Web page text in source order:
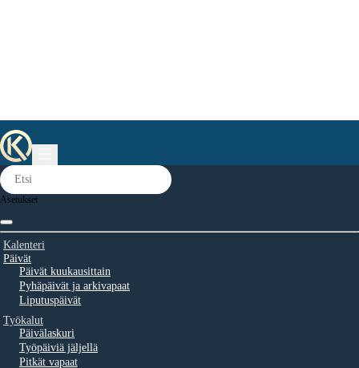
Asetukset
Kalenteri
Päivät
Päivät kuukausittain
Pyhäpäivät ja arkivapaat
Liputuspäivät
Työkalut
Päivälaskuri
Työpäiviä jäljellä
Pitkät vapaat